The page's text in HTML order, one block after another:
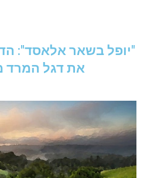
"יופל בשאר אלאסד":
את דגל המרד